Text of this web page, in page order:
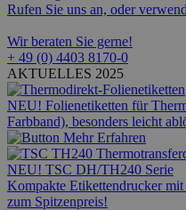
Rufen Sie uns an, oder
Wir beraten Sie gerne!
+ 49 (0) 4403 8170-0
AKTUELLES 2025
NEU! Folienetiketten für
Farbband), besonders leicht
NEU! TSC DH/TH240 Serie
Kompakte Etikettendrucker
zum Spitzenpreis!